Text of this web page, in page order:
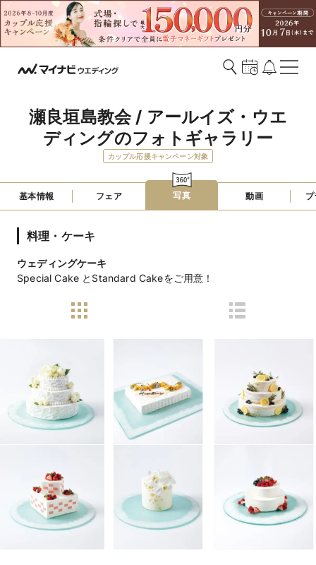
瀬良垣島教会 / アールイズ・ウエ
ディングのフォトギャラリー
カップル応援キャンペーン対象
基本情報 フェア 写真 動画
料理・ケーキ
ウェディングケーキ
Special Cake とStandard Cakeをご用意！